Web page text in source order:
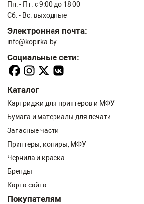
Пн. - Пт. с 9:00 до 18:00
Сб. - Вс. выходные
Электронная почта:
info@kopirka.by
Социальные сети:
Каталог
Картриджи для принтеров и МФУ
Бумага и материалы для печати
Запасные части
Принтеры, копиры, МФУ
Чернила и краска
Бренды
Карта сайта
Покупателям